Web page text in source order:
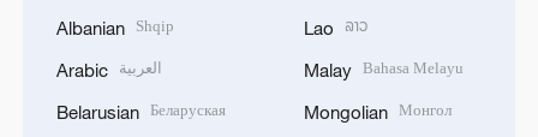
Albanian Shqip
Arabic العربية
Belarusian Беларуская
Lao ລາວ
Malay Bahasa Melayu
Mongolian Монгол